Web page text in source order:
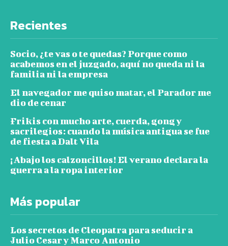
Recientes
Socio, ¿te vas o te quedas? Porque como
acabemos en el juzgado, aquí no queda ni la
familia ni la empresa
El navegador me quiso matar, el Parador me
dio de cenar
Frikis con mucho arte, cuerda, gong y
sacrilegios: cuando la música antigua se fue
de fiesta a Dalt Vila
¡Abajo los calzoncillos! El verano declara la
guerra a la ropa interior
Más popular
Los secretos de Cleopatra para seducir a
Julio Cesar y Marco Antonio